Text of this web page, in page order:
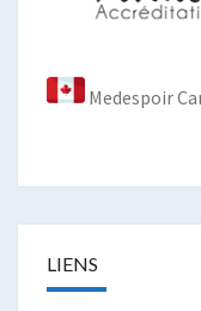
Medespoir
LIENS